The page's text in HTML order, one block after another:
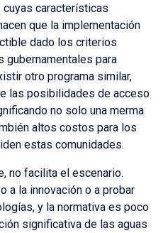
cuyas características
que la implementación
dado los criterios
para
otro programa similar,
las posibilidades de acceso
no solo una merma
altos costos para los
estas comunidades.
no facilita el escenario.
a la innovación o a probar
y la normativa es poco
significativa de las aguas